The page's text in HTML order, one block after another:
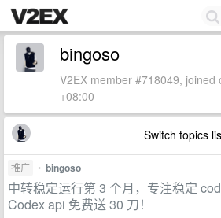
bingoso
V2EX member #718049,
+08:00
Switch topics
推广 • bingoso
中转稳定运行第 3 个月，专注稳定
Codex api 免费送 30 刀！